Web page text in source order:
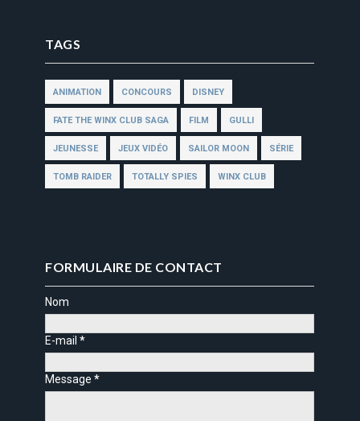
TAGS
ANIMATION CONCOURS DISNEY
FATE THE WINX CLUB SAGA FILM GULLI
JEUNESSE JEUX VIDÉO SAILOR MOON SÉRIE
TOMB RAIDER TOTALLY SPIES WINX CLUB
FORMULAIRE DE CONTACT
Nom
E-mail*
Message*